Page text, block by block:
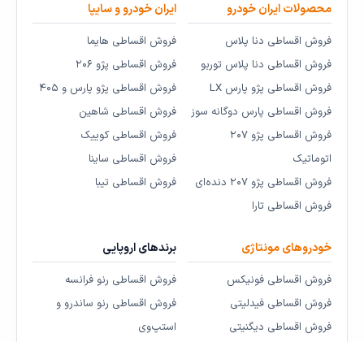
محصولات ایران خودرو
فروش اقساطی دنا پلاس
فروش اقساطی دنا پلاس توربو
فروش اقساطی پژو پارس LX
فروش اقساطی پارس دوگانه سوز
فروش اقساطی پژو ۲۰۷
اتوماتیک
فروش اقساطی پژو ۲۰۷ دنده‌ای
فروش اقساطی تارا
ایران خودرو و سایپا
فروش اقساطی هایما
فروش اقساطی پژو ۲۰۶
فروش اقساطی پژو پارس و ۴۰۵
فروش اقساطی شاهین
فروش اقساطی کوییک
فروش اقساطی ساینا
فروش اقساطی تیبا
خودروهای مونتاژی
فروش اقساطی فونیکس
فروش اقساطی فیدلیتی
فروش اقساطی دیگنیتی
برندهای اروپایی
فروش اقساطی رنو فرانسه
فروش اقساطی رنو ساندرو و
استپ‌وی